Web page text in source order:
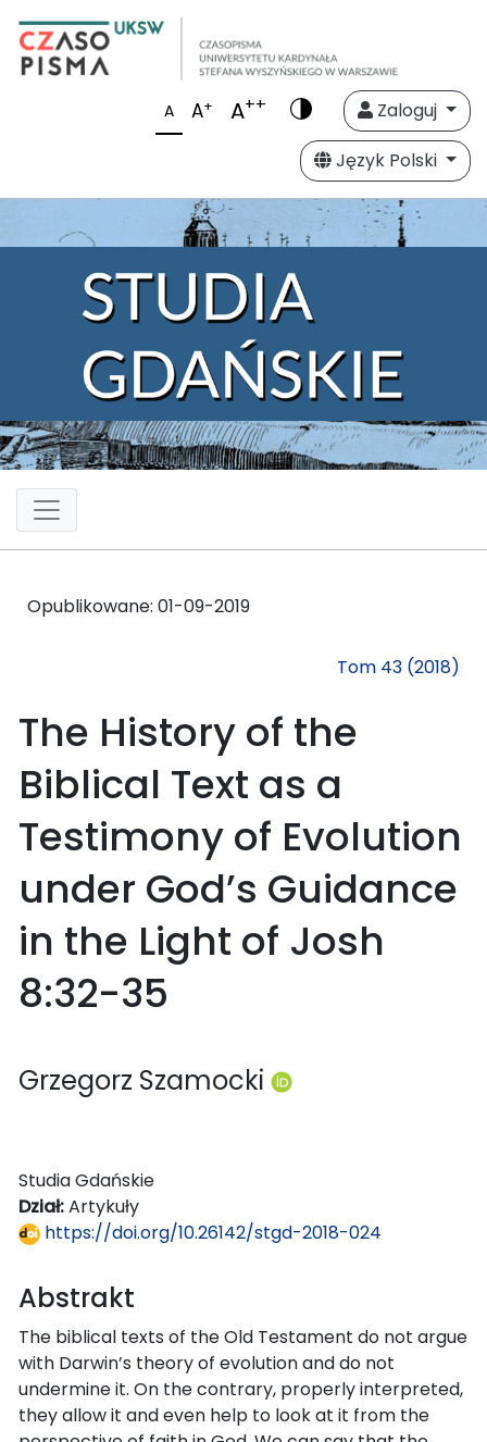
A A+ A++
Zaloguj
Język Polski
Opublikowane: 01-09-2019
Tom 43 (2018)
The History of the
Biblical Text as a
Testimony of Evolution
under God’s Guidance
in the Light of Josh
8:32-35
Grzegorz Szamocki
Studia Gdańskie
Dział:Artykuły
https://doi.org/10.26142/stgd-2018-024
Abstrakt
The biblical texts of the Old Testament do not argue
with Darwin’s theory of evolution and do not
undermine it. On the contrary, properly interpreted,
they allow it and even help to look at it from the